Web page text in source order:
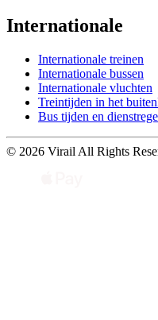
Internationale
Internationale treinen
Internationale bussen
Internationale vluchten
Treintijden in het
Bus tijden en
© 2026 Virail All Rights